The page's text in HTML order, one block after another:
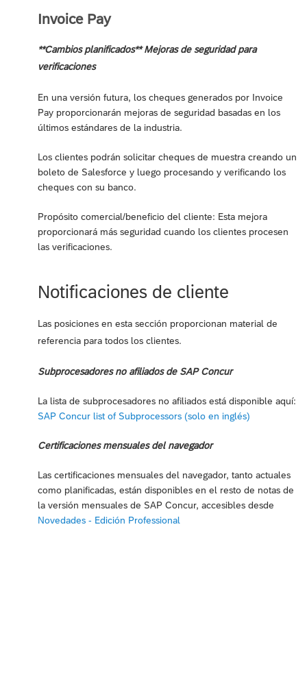
Invoice Pay
**Cambios planificados** Mejoras de seguridad para
verificaciones
En una versión futura, los cheques generados por Invoice
Pay proporcionarán mejoras de seguridad basadas en los
últimos estándares de la industria.
Los clientes podrán solicitar cheques de muestra creando un
boleto de Salesforce y luego procesando y verificando los
cheques con su banco.
Propósito comercial/beneficio del cliente: Esta mejora
proporcionará más seguridad cuando los clientes procesen
las verificaciones.
Notificaciones de cliente
Las posiciones en esta sección proporcionan material de
referencia para todos los clientes.
Subprocesadores no afiliados de SAP Concur
La lista de subprocesadores no afiliados está disponible aquí:
SAP Concur list of Subprocessors (solo en inglés)
Certificaciones mensuales del navegador
Las certificaciones mensuales del navegador, tanto actuales
como planificadas, están disponibles en el resto de notas de
la versión mensuales de SAP Concur, accesibles desde
Novedades - Edición Professional